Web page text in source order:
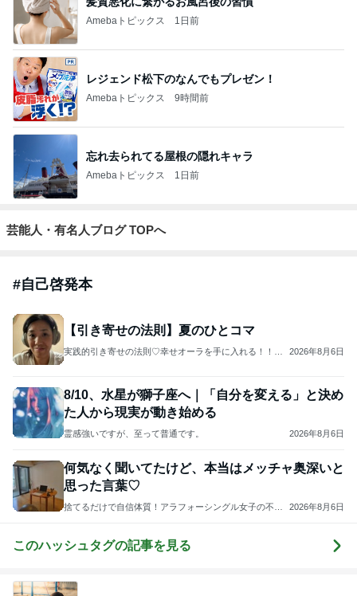
Amebaトピックス 1日前
レジェンド松下のなんでもプレゼン！
Amebaトピックス 9時間前
忘れ去られてる屋根の隠れキャラ
Amebaトピックス 1日前
芸能人・有名人ブログ TOPへ
#自己啓発本
【引き寄せの法則】夏のひとコマ
実践的引き寄せの法則♡幸せオーラを手に入れる！！ス
2026年8月6日
8/10、水星が獅子座へ｜「自分を変える」と決め
た人から現実が動き始める
霊感強いですが、至って普通です。 2026年8月6日
何気なく聞いてたけど、本当はメッチャ奥深いと
思った言葉♡
捨てるだけで自信体質！アラフォーシングル女子の不安
2026年8月6日
このハッシュタグの記事を見る